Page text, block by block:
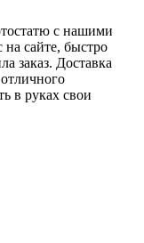
с нашими
сайте, быстро
заказ. Доставка
в руках свои